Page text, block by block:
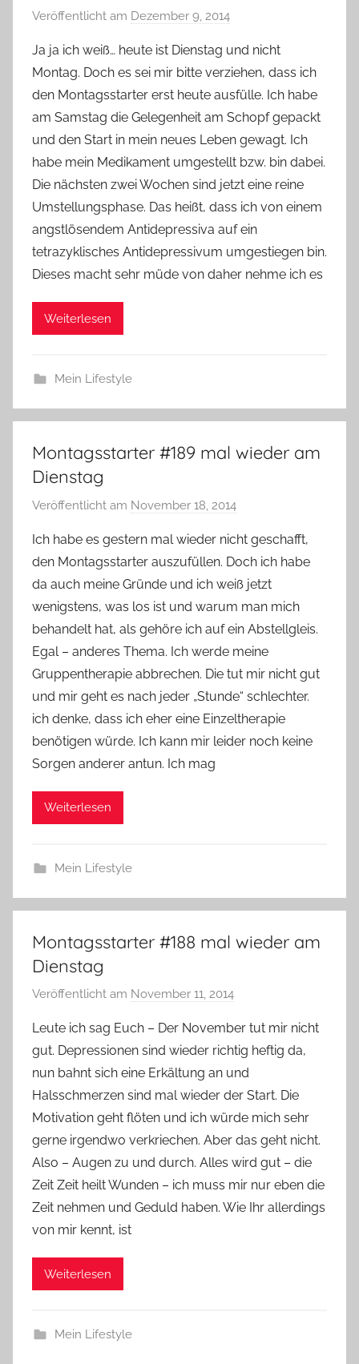
Veröffentlicht am Dezember 9, 2014
n
Y
v
o
n
n
e
Ja ja ich weiß… heute ist Dienstag und nicht
Montag. Doch es sei mir bitte verziehen, dass ich
den Montagsstarter erst heute ausfülle. Ich habe
am Samstag die Gelegenheit am Schopf gepackt
und den Start in mein neues Leben gewagt. Ich
habe mein Medikament umgestellt bzw. bin dabei.
Die nächsten zwei Wochen sind jetzt eine reine
Umstellungsphase. Das heißt, dass ich von einem
angstlösendem Antidepressiva auf ein
tetrazyklisches Antidepressivum umgestiegen bin.
Dieses macht sehr müde von daher nehme ich es
Weiterlesen
Mein Lifestyle
Montagsstarter #189 mal wieder am
Dienstag
Veröffentlicht am November 18, 2014
n
Y
v
o
n
n
e
Ich habe es gestern mal wieder nicht geschafft,
den Montagsstarter auszufüllen. Doch ich habe
da auch meine Gründe und ich weiß jetzt
wenigstens, was los ist und warum man mich
behandelt hat, als gehöre ich auf ein Abstellgleis.
Egal – anderes Thema. Ich werde meine
Gruppentherapie abbrechen. Die tut mir nicht gut
und mir geht es nach jeder „Stunde“ schlechter.
ich denke, dass ich eher eine Einzeltherapie
benötigen würde. Ich kann mir leider noch keine
Sorgen anderer antun. Ich mag
Weiterlesen
Mein Lifestyle
Montagsstarter #188 mal wieder am
Dienstag
Veröffentlicht am November 11, 2014
n
Y
v
o
n
n
e
Leute ich sag Euch – Der November tut mir nicht
gut. Depressionen sind wieder richtig heftig da,
nun bahnt sich eine Erkältung an und
Halsschmerzen sind mal wieder der Start. Die
Motivation geht flöten und ich würde mich sehr
gerne irgendwo verkriechen. Aber das geht nicht.
Also – Augen zu und durch. Alles wird gut – die
Zeit Zeit heilt Wunden – ich muss mir nur eben die
Zeit nehmen und Geduld haben. Wie Ihr allerdings
von mir kennt, ist
Weiterlesen
Mein Lifestyle